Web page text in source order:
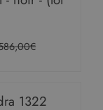
1322